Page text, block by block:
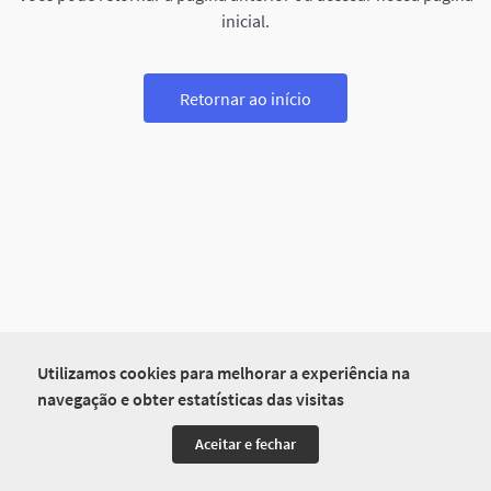
Utilizamos cookies para melhorar a experiência na
navegação e obter estatísticas das visitas
Aceitar e fechar
inicial.
Retornar ao início